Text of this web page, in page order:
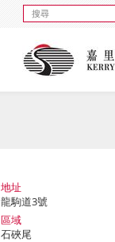
地址
龍駒道3號
區域
石硤尾